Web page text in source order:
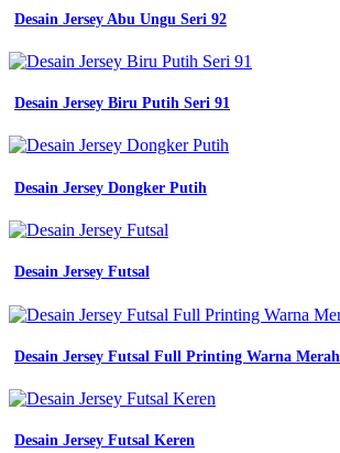
Desain Jersey Abu Ungu Seri 92
Desain Jersey Biru Putih Seri 91
Desain Jersey Dongker Putih
Desain Jersey Futsal
Desain Jersey Futsal Full Printing Warna Merah
Desain Jersey Futsal Keren